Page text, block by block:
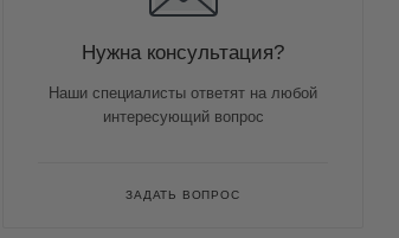
Нужна консультация?
Наши специалисты ответят на любой
интересующий вопрос
ЗАДАТЬ ВОПРОС